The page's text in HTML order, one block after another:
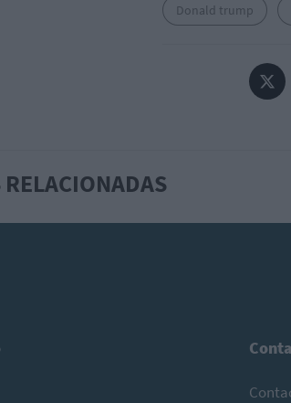
Donald trump